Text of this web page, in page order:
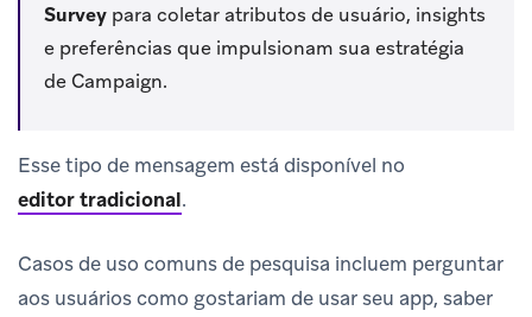
Survey para coletar atributos de usuário, insights
e preferências que impulsionam sua estratégia
de Campaign.
Esse tipo de mensagem está disponível no
editor tradicional.
Casos de uso comuns de pesquisa incluem perguntar
aos usuários como gostariam de usar seu app, saber